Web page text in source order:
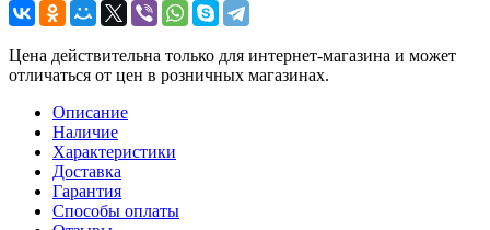
Цена действительна только для интернет-магазина и может
отличаться от цен в розничных магазинах.
Описание
Наличие
Характеристики
Доставка
Гарантия
Способы оплаты